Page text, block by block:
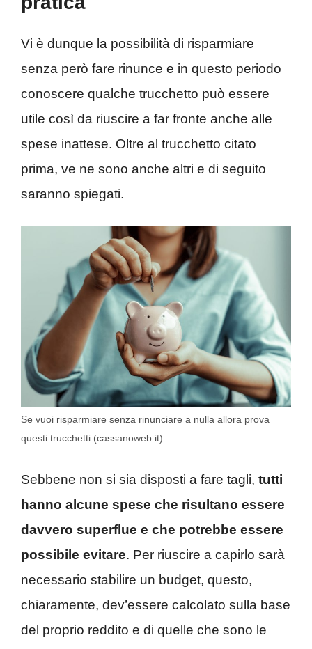
Vi è dunque la possibilità di risparmiare
senza però fare rinunce e in questo periodo
conoscere qualche trucchetto può essere
utile così da riuscire a far fronte anche alle
spese inattese. Oltre al trucchetto citato
prima, ve ne sono anche altri e di seguito
saranno spiegati.
Se vuoi risparmiare senza rinunciare a nulla allora prova
questi trucchetti (cassanoweb.it)
Sebbene non si sia disposti a fare tagli, tutti
hanno alcune spese che risultano essere
davvero superflue e che potrebbe essere
possibile evitare. Per riuscire a capirlo sarà
necessario stabilire un budget, questo,
chiaramente, dev’essere calcolato sulla base
del proprio reddito e di quelle che sono le